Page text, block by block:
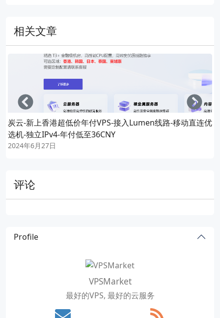
相关文章
炭云-新上香港超低价年付VPS-接入Lumen线路-移动直连优
选机-独立IPv4-年付低至36CNY
2024年6月27日
Left
评论
Profile
VPSMarket
最好的VPS, 最好的云服务